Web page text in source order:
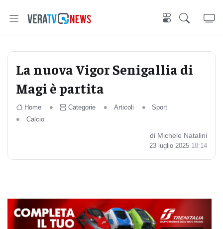
La nuova Vigor Senigallia di
Magi è partita
Home Categorie Articoli
Sport
Calcio
di Michele Natalini
23 luglio 2025 18:14